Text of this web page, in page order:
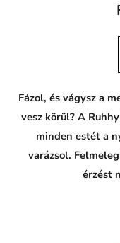
Fázol, és vágysz a
vesz körül? A
minden estét a
varázsol.
érzést